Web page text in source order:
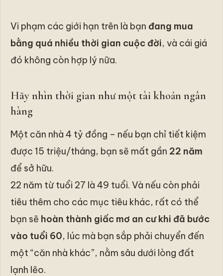
Vi phạm các giới hạn trên là bạn đang mua
bằng quá nhiều thời gian cuộc đời, và cái giá
đó không còn hợp lý nữa.
Hãy nhìn thời gian như một tài khoản ngân
hàng
Một căn nhà 4 tỷ đồng – nếu bạn chỉ tiết kiệm
được 15 triệu/tháng, bạn sẽ mất gần 22 năm
để sở hữu.
22 năm từ tuổi 27 là 49 tuổi. Và nếu còn phải
tiêu thêm cho các mục tiêu khác, rất có thể
bạn sẽ hoàn thành giấc mơ an cư khi đã bước
vào tuổi 60, lúc mà bạn sắp phải chuyển đến
một “căn nhà khác”, nằm sâu dưới lòng đất
lạnh lẽo.